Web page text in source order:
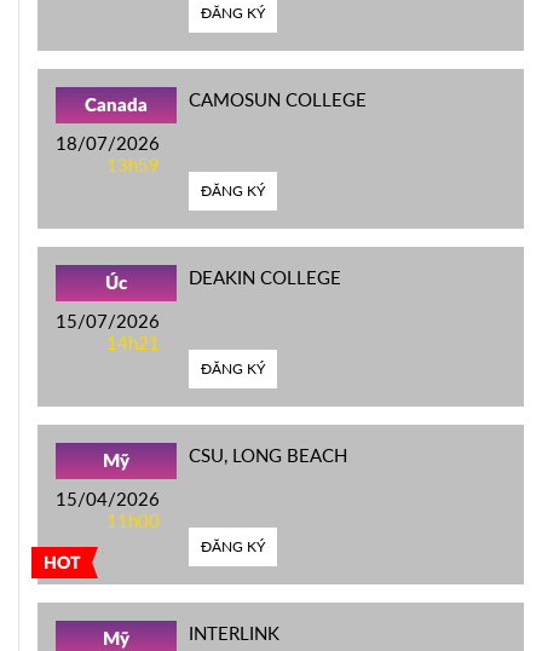
ĐĂNG KÝ
Canada
18/07/2026
13h59
CAMOSUN COLLEGE
ĐĂNG KÝ
Úc
15/07/2026
14h21
DEAKIN COLLEGE
ĐĂNG KÝ
HOT
Mỹ
15/04/2026
11h00
CSU, LONG BEACH
ĐĂNG KÝ
Mỹ INTERLINK